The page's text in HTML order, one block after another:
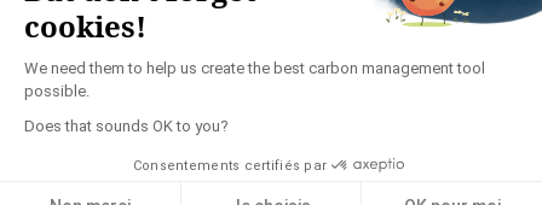
DROITS RÉSERVÉS
POLITIQUE DE
MENTIONS LÉGALES